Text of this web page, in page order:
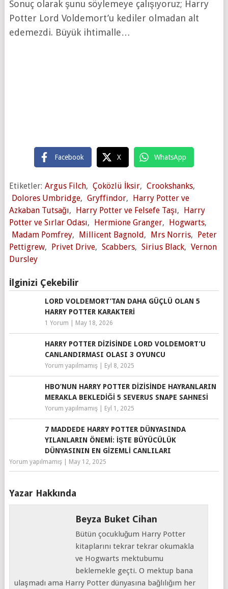
Sonuç olarak şunu söylemeye çalışıyoruz; Harry
Potter Lord Voldemort’u kediler olmadan alt
edemezdi. Büyük ihtimalle…
Facebook X WhatsApp
Etiketler: Argus Filch, Çoközlü İksir, Crookshanks,
Dolores Umbridge, Gryffindor, Harry Potter ve
Azkaban Tutsağı, Harry Potter ve Felsefe Taşı, Harry
Potter ve Sırlar Odası, Hermione Granger, Hogwarts,
Madam Pomfrey, Millicent Bagnold, Mrs Norris, Peter
Pettigrew, Privet Drive, Scabbers, Sirius Black, Vernon
Dursley
İlginizi Çekebilir
LORD VOLDEMORT’TAN DAHA GÜÇLÜ OLAN 5
HARRY POTTER KARAKTERI
1 Yorum May 18, 2026
HARRY POTTER DIZISINDE LORD VOLDEMORT’U
CANLANDIRMASI OLASI 3 OYUNCU
Yorum yapılmamış| Eyl 8, 2025
HBO’NUN HARRY POTTER DIZISINDE HAYRANLARIN
MERAKLA BEKLEDIĞI 5 SEVERUS SNAPE SAHNESI
Yorum yapılmamış| Eyl 1, 2025
7 MADDEDE HARRY POTTER DÜNYASINDA
YILANLARIN ÖNEMI: İŞTE BÜYÜCÜLÜK
DÜNYASININ EN GIZEMLI CANLILARI
Yorum yapılmamış| May 12, 2025
Yazar Hakkında
Beyza Buket Cihan
Bütün çocukluğum Harry Potter
kitaplarını tekrar tekrar okumakla
ve Hogwarts mektubumu
beklemekle geçti. O mektup bana
ulaşmadı ama Harry Potter dünyasına bağlılığım her